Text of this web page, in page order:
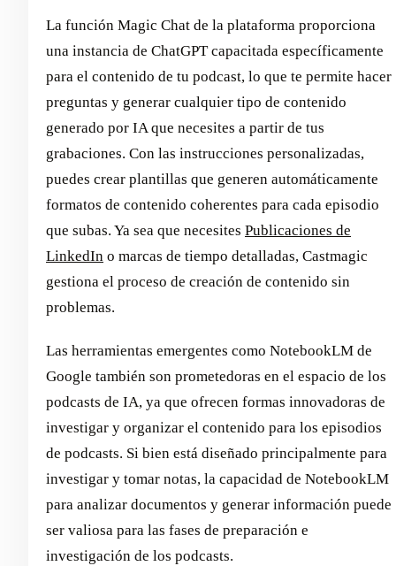
La función Magic Chat de la plataforma proporciona
una instancia de ChatGPT capacitada específicamente
para el contenido de tu podcast, lo que te permite hacer
preguntas y generar cualquier tipo de contenido
generado por IA que necesites a partir de tus
grabaciones. Con las instrucciones personalizadas,
puedes crear plantillas que generen automáticamente
formatos de contenido coherentes para cada episodio
que subas. Ya sea que necesites Publicaciones de
LinkedIn o marcas de tiempo detalladas, Castmagic
gestiona el proceso de creación de contenido sin
problemas.
Las herramientas emergentes como NotebookLM de
Google también son prometedoras en el espacio de los
podcasts de IA, ya que ofrecen formas innovadoras de
investigar y organizar el contenido para los episodios
de podcasts. Si bien está diseñado principalmente para
investigar y tomar notas, la capacidad de NotebookLM
para analizar documentos y generar información puede
ser valiosa para las fases de preparación e
investigación de los podcasts.